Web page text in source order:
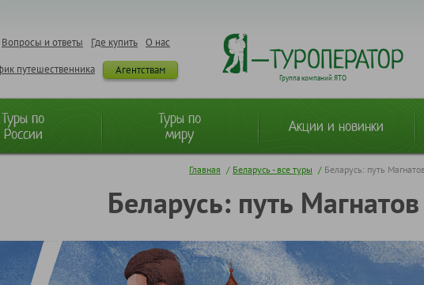
О нас
Где купить
Вопросы и ответы
Агентствам
путешественника
Группа компаний ЯТО
Туры по
России
Туры по
миру
Акции и новинки
Главная / Беларусь - все туры / Беларусь: путь
Беларусь: путь